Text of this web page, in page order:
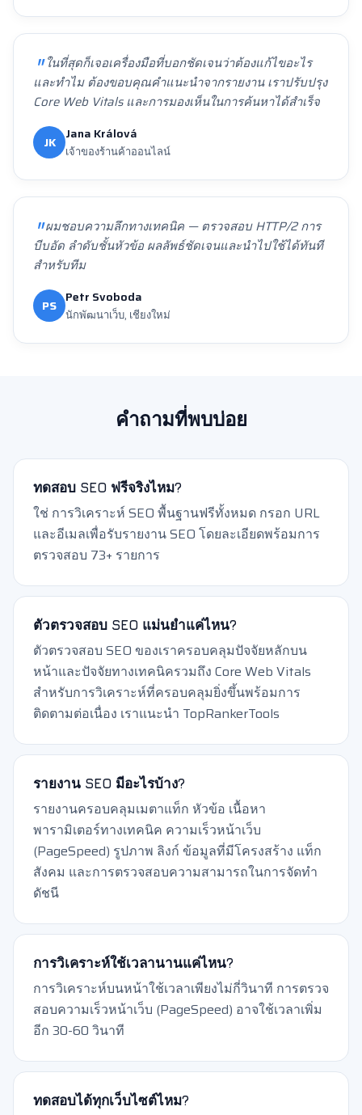
ในที่สุดก็เจอเครื่องมือที่บอกชัดเจนว่าต้องแก้ไขอะไร
และทำไม ต้องขอบคุณคำแนะนำจากรายงาน เราปรับปรุง
Core Web Vitals และการมองเห็นในการค้นหาได้สำเร็จ
JK Jana Králová
เจ้าของร้านค้าออนไลน์
ผมชอบความลึกทางเทคนิค — ตรวจสอบ HTTP/2 การ
บีบอัด ลำดับชั้นหัวข้อ ผลลัพธ์ชัดเจนและนำไปใช้ได้ทันที
สำหรับทีม
PS Petr Svoboda
นักพัฒนาเว็บ, เชียงใหม่
คำถามที่พบบ่อย
ทดสอบ SEO ฟรีจริงไหม?
ใช่ การวิเคราะห์ SEO พื้นฐานฟรีทั้งหมด กรอก URL
และอีเมลเพื่อรับรายงาน SEO โดยละเอียดพร้อมการ
ตรวจสอบ 73+ รายการ
ตัวตรวจสอบ SEO แม่นยำแค่ไหน?
ตัวตรวจสอบ SEO ของเราครอบคลุมปัจจัยหลักบน
หน้าและปัจจัยทางเทคนิครวมถึง Core Web Vitals
สำหรับการวิเคราะห์ที่ครอบคลุมยิ่งขึ้นพร้อมการ
ติดตามต่อเนื่อง เราแนะนำ TopRankerTools
รายงาน SEO มีอะไรบ้าง?
รายงานครอบคลุมเมตาแท็ก หัวข้อ เนื้อหา
พารามิเตอร์ทางเทคนิค ความเร็วหน้าเว็บ
(PageSpeed) รูปภาพ ลิงก์ ข้อมูลที่มีโครงสร้าง แท็ก
สังคม และการตรวจสอบความสามารถในการจัดทำ
ดัชนี
การวิเคราะห์ใช้เวลานานแค่ไหน?
การวิเคราะห์บนหน้าใช้เวลาเพียงไม่กี่วินาที การตรวจ
สอบความเร็วหน้าเว็บ (PageSpeed) อาจใช้เวลาเพิ่ม
อีก 30-60 วินาที
ทดสอบได้ทุกเว็บไซต์ไหม?